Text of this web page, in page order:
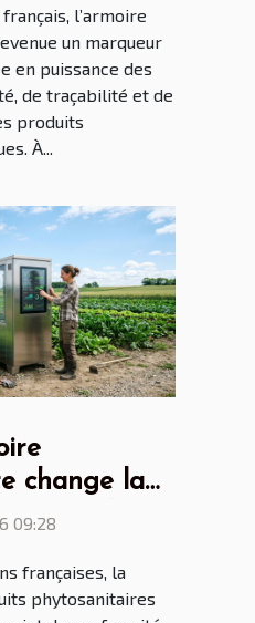
l’armoire
un marqueur
en puissance des
de traçabilité et de
produits
À...
change la
agriculteurs
09:28
françaises, la
phytosanitaires